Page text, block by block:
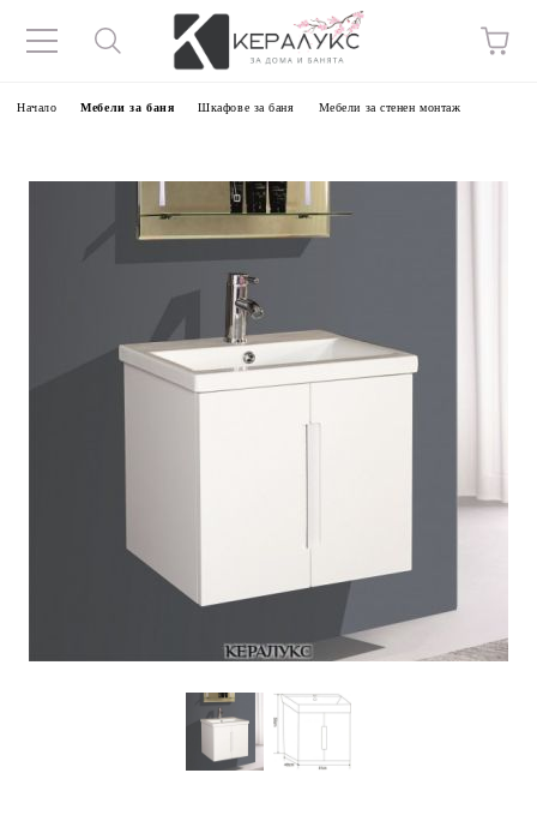
Начало Мебели за баня Шкафове за баня Мебели за стенен монтаж